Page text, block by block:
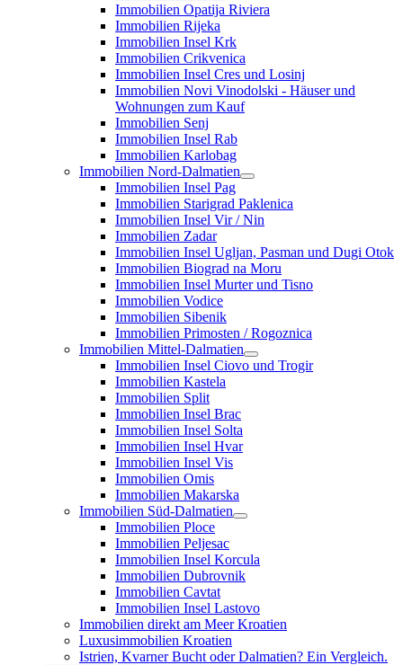
Immobilien Opatija Riviera
Immobilien Rijeka
Immobilien Insel Krk
Immobilien Crikvenica
Immobilien Insel Cres und Losinj
Immobilien Novi Vinodolski - Häuser und
Wohnungen zum Kauf
Immobilien Senj
Immobilien Insel Rab
Immobilien Karlobag
Immobilien Nord-Dalmatien
Immobilien Insel Pag
Immobilien Starigrad Paklenica
Immobilien Insel Vir / Nin
Immobilien Zadar
Immobilien Insel Ugljan, Pasman und Dugi Otok
Immobilien Biograd na Moru
Immobilien Insel Murter und Tisno
Immobilien Vodice
Immobilien Sibenik
Immobilien Primosten / Rogoznica
Immobilien Mittel-Dalmatien
Immobilien Insel Ciovo und Trogir
Immobilien Kastela
Immobilien Split
Immobilien Insel Brac
Immobilien Insel Solta
Immobilien Insel Hvar
Immobilien Insel Vis
Immobilien Omis
Immobilien Makarska
Immobilien Süd-Dalmatien
Immobilien Ploce
Immobilien Peljesac
Immobilien Insel Korcula
Immobilien Dubrovnik
Immobilien Cavtat
Immobilien Insel Lastovo
Immobilien direkt am Meer Kroatien
Luxusimmobilien Kroatien
Istrien, Kvarner Bucht oder Dalmatien? Ein Vergleich.